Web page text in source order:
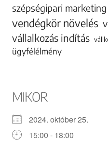
szépségipari marketing
vendégkör növelés
vállalkozás indítás
ügyfélélmény
MIKOR
2024. október 25.
15:00 - 18:00